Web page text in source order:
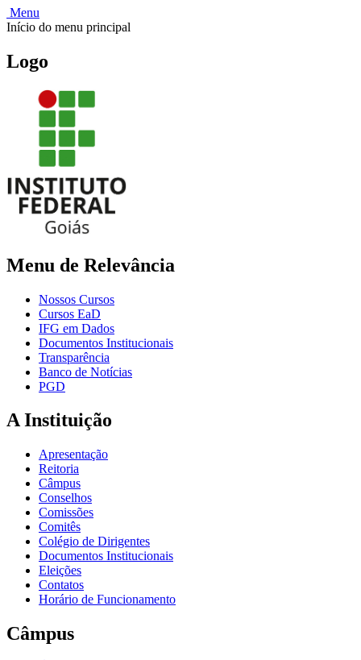
Menu
Início do menu principal
Logo
Menu de Relevância
Nossos Cursos
Cursos EaD
IFG em Dados
Documentos Institucionais
Transparência
Banco de Notícias
PGD
A Instituição
Apresentação
Reitoria
Câmpus
Conselhos
Comissões
Comitês
Colégio de Dirigentes
Documentos Institucionais
Eleições
Contatos
Horário de Funcionamento
Câmpus